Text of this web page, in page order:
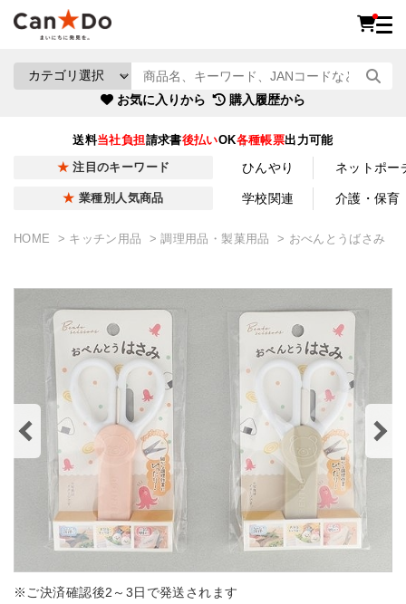
お気に入りから 購入履歴から
送料当社負担請求書後払いOK各種帳票出力可能
注目のキーワード ひんやり ネットポー
業種別人気商品 学校関連 介護・保育
HOME キッチン用品 調理用品・製菓用品 おべんとうばさみ
※ご決済確認後2～3日で発送されます